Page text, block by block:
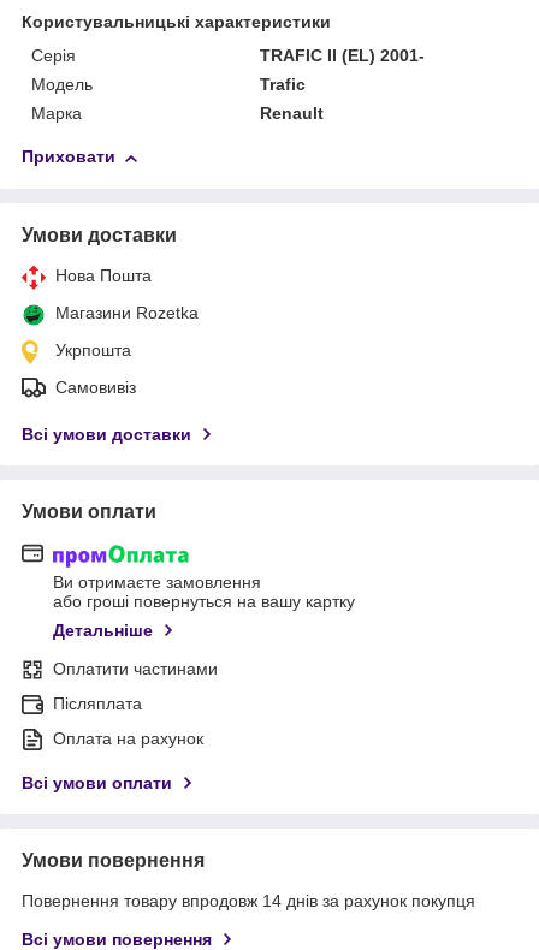
Користувальницькі характеристики
Серія
TRAFIC II (EL) 2001-
Модель
Trafic
Марка
Renault
Приховати
Умови доставки
Нова Пошта
Магазини Rozetka
Укрпошта
Самовивіз
Всі умови доставки
Умови оплати
Ви отримаєте замовлення
або гроші повернуться на вашу картку
Детальніше
Оплатити частинами
Післяплата
Оплата на рахунок
Всі умови оплати
Умови повернення
Повернення товару впродовж 14 днів за рахунок покупця
Всі умови повернення